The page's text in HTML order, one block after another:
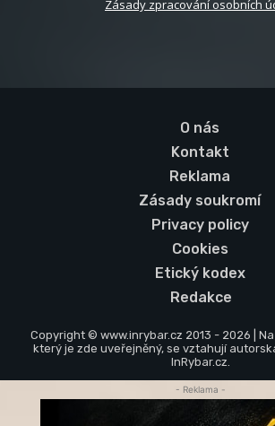
Zásady zpracování osobních
O nás
Kontakt
Reklama
Zásady soukromí
Privacy policy
Cookies
Etický kodex
Redakce
Copyright © www.inrybar.cz 2013 - 2026 |
který je zde uveřejněný, se vztahují
InRybar.cz.
- Reklama -